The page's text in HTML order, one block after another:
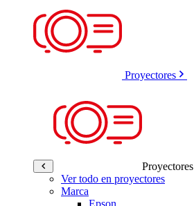
Proyectores
Proyectores
Ver todo en proyectores
Marca
Epson